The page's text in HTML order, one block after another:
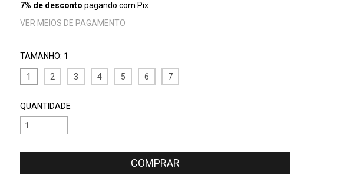
7% de desconto pagando com Pix
VER MEIOS DE PAGAMENTO
TAMANHO: 1
1 2 3 4 5 6 7
QUANTIDADE